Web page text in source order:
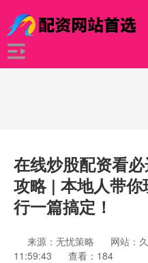
在线炒股配资看
攻略 | 本地人带
行一篇搞定！
来源：无忧策略 网站：
11:59:43
查看：184